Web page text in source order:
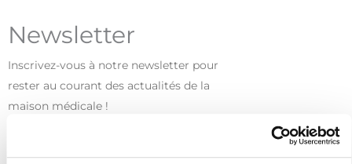
Newsletter
Inscrivez-vous à notre newsletter pour
rester au courant des actualités de la
maison médicale !